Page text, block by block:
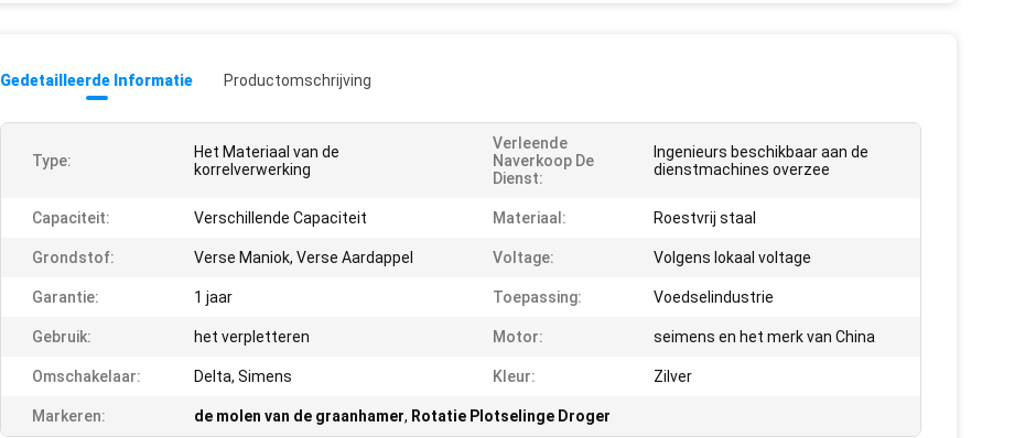
Gedetailleerde Informatie Productomschrijving
Type:
Het Materiaal van de
korrelverwerking
Verleende
Naverkoop De
Dienst:
Ingenieurs beschikbaar aan de
dienstmachines overzee
Capaciteit: Verschillende Capaciteit Materiaal: Roestvrij staal
Grondstof: Verse Maniok, Verse Aardappel Voltage: Volgens lokaal voltage
Garantie: 1 jaar Toepassing: Voedselindustrie
Gebruik: het verpletteren Motor: seimens en het merk van China
Omschakelaar: Delta, Simens Kleur: Zilver
Markeren: de molen van de graanhamer, Rotatie Plotselinge Droger